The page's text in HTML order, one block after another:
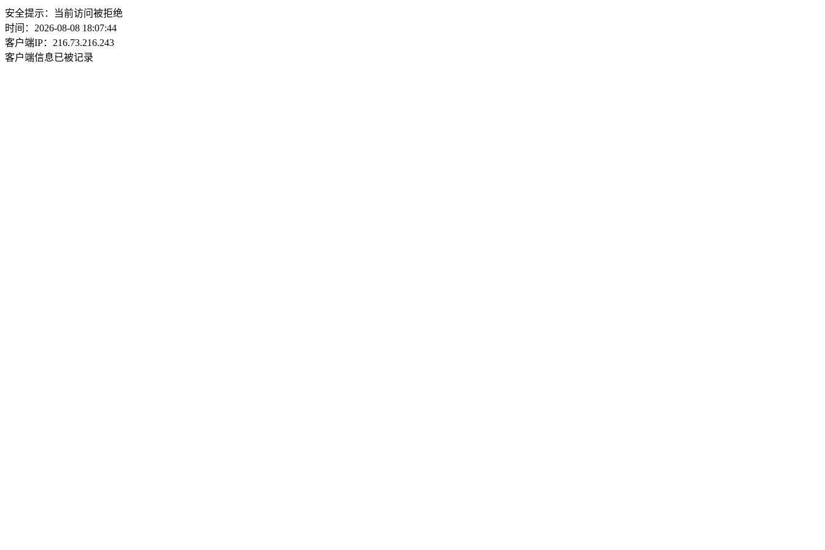
安全提示：当前访问被拒绝
时间：2026-08-08 18:07:44
客户端IP：216.73.216.243
客户端信息已被记录